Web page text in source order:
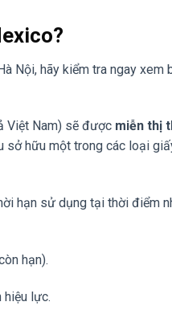
Nội, hãy kiểm tra ngay xem
Việt Nam) sẽ được miễn thị
sở hữu một trong các loại
hạn sử dụng tại thời điểm
hạn).
hiệu lực.